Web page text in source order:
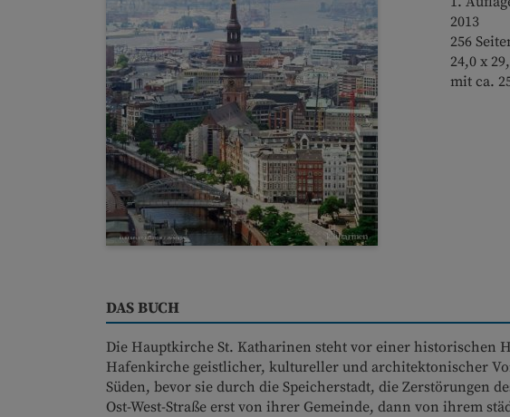
2013
256
24,0 x
mit ca.
DAS BUCH
Die Hauptkirche St. Katharinen steht vor einer historischen
Hafenkirche geistlicher, kultureller und architektonischer
Süden, bevor sie durch die Speicherstadt, die Zerstörungen
Ost-West-Straße erst von ihrer Gemeinde, dann von ihrem